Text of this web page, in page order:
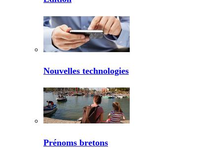
Nouvelles technologies
Prénoms bretons